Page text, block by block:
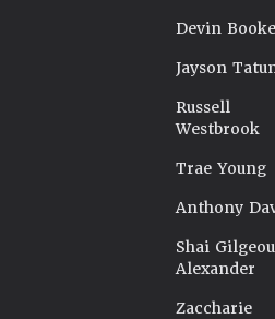
Devin
Jayson
Russell
Westbrook
Trae Young
Anthony
Shai
Alexander
Zaccharie